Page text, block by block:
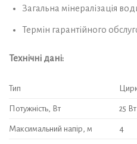
Загальна мінералізація
Термін гарантійного
Технічні дані:
Тип
Потужність, Вт 25 Вт
Максимальний напір, м 4